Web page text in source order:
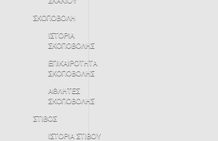
ΣΚΟΠΟΒΟΛΗ
ΙΣΤΟΡΙΑ
ΣΚΟΠΟΒΟΛΗΣ
ΕΠΙΚΑΙΡΟΤΗΤΑ
ΣΚΟΠΟΒΟΛΗΣ
ΑΘΛΗΤΕΣ
ΣΚΟΠΟΒΟΛΗΣ
ΣΤΙΒΟΣ
ΙΣΤΟΡΙΑ ΣΤΙΒΟΥ